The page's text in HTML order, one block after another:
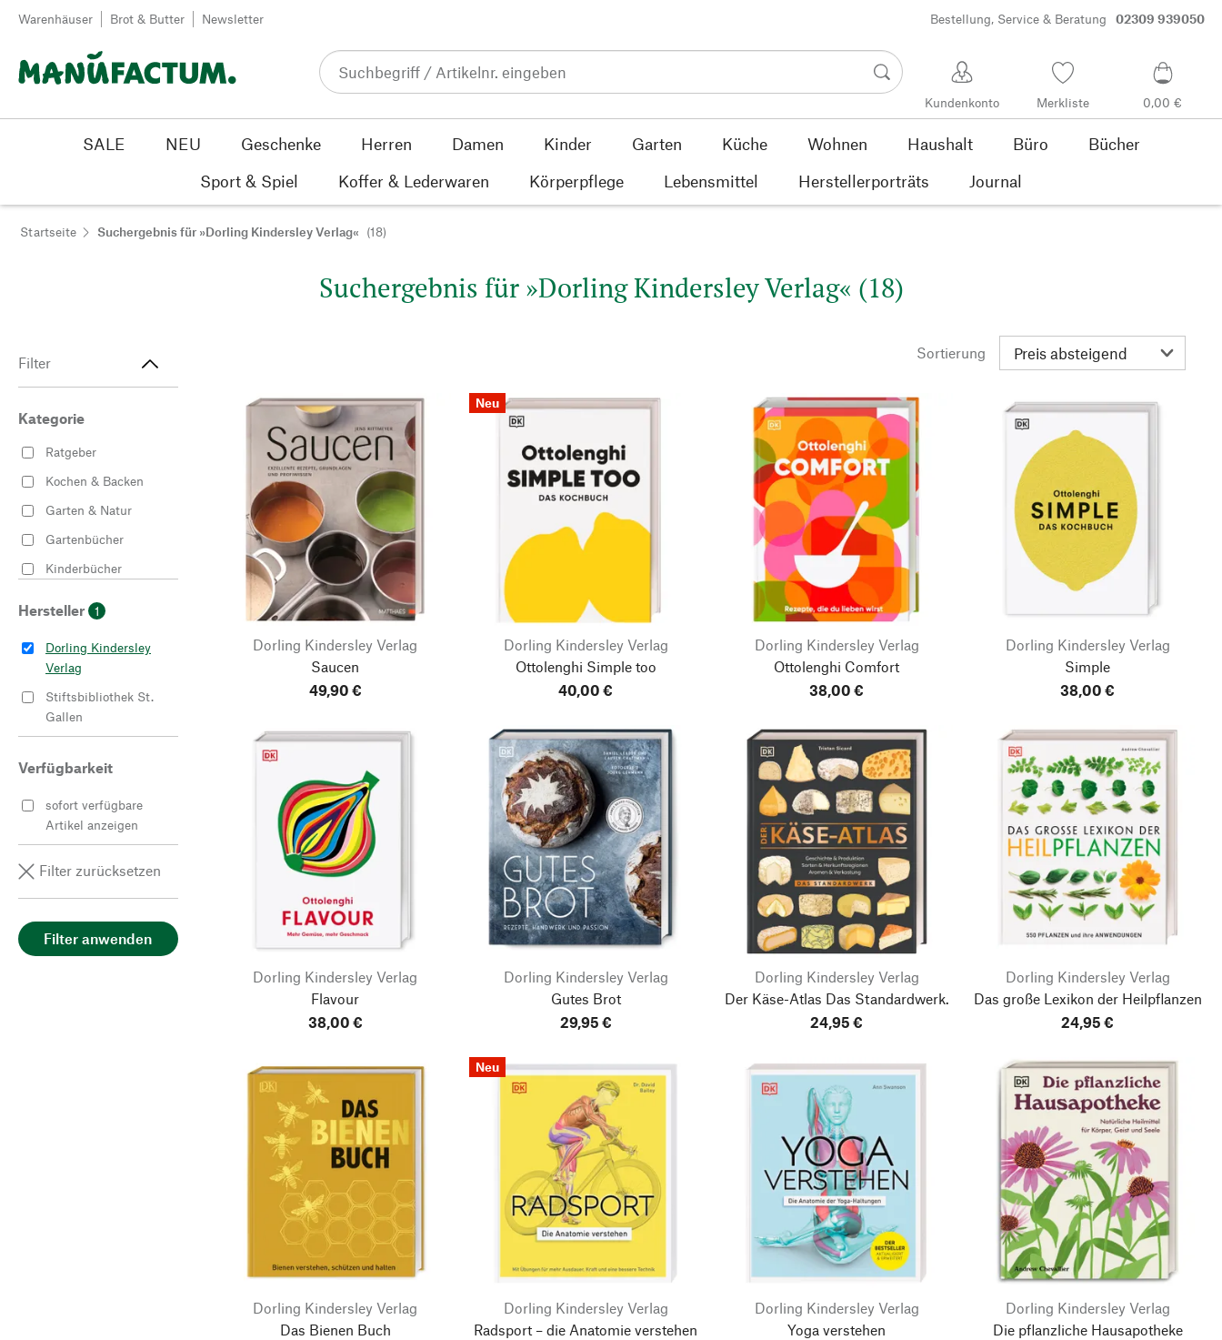
Zum Inhalt springen
Warenhäuser Brot & Butter Newsletter Bestellung, Service & Beratung 02309 939050
Kundenkonto Merkliste 0,00 €
SALE NEU Geschenke Herren Damen Kinder Garten Küche Wohnen Haushalt Büro
Bücher
Sport & Spiel
Koffer & Lederwaren Körperpflege Lebensmittel Herstellerporträts Journal
Startseite Suchergebnis für »Dorling Kindersley Verlag« (18)
Suchergebnis für »Dorling Kindersley Verlag« (18)
Filter
Kategorie
Ratgeber
Kochen & Backen
Garten & Natur
Gartenbücher
Kinderbücher
Yogazubehör
Hersteller 1
Dorling Kindersley
Verlag
Stiftsbibliothek St.
Gallen
Verfügbarkeit
sofort verfügbare
Artikel anzeigen
Filter zurücksetzen
Filter anwenden
Sortierung
Dorling Kindersley Verlag
Saucen
49,90 €
Neu
Dorling Kindersley Verlag
Ottolenghi Simple too
40,00 €
Dorling Kindersley Verlag
Ottolenghi Comfort
38,00 €
Dorling Kindersley Verlag
Simple
38,00 €
Dorling Kindersley Verlag
Flavour
38,00 €
Dorling Kindersley Verlag
Gutes Brot
29,95 €
Dorling Kindersley Verlag
Der Käse-Atlas Das Standardwerk.
24,95 €
Dorling Kindersley Verlag
Das große Lexikon der Heilpflanzen
24,95 €
Dorling Kindersley Verlag
Das Bienen Buch
Neu
Dorling Kindersley Verlag
Radsport – die Anatomie verstehen
Dorling Kindersley Verlag
Yoga verstehen
Dorling Kindersley Verlag
Die pflanzliche Hausapotheke